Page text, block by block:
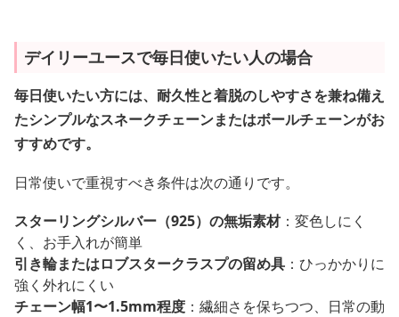
デイリーユースで毎日使いたい人の場合
毎日使いたい方には、耐久性と着脱のしやすさを兼ね備え
たシンプルなスネークチェーンまたはボールチェーンがお
すすめです。
日常使いで重視すべき条件は次の通りです。
スターリングシルバー（925）の無垢素材：変色しにく
く、お手入れが簡単
引き輪またはロブスタークラスプの留め具 ：ひっかかりに
強く外れにくい
チェーン幅1〜1.5mm程度 ：繊細さを保ちつつ、日常の動